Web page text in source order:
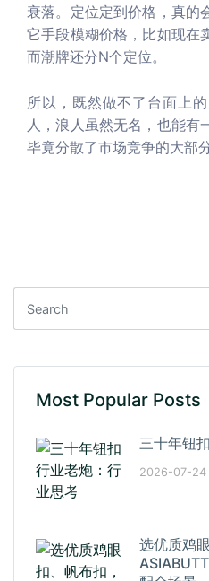
衰落。定位定到价格，真的
它手段模糊价格，比如现在
而潮牌还分N个定位。
所以，既然做不了台面上
人，浪人虽然无名，也能有
毕竟分散了市场竞争的大部
Most Popular Posts
三十年钮
2026-07-24
选优质鸡